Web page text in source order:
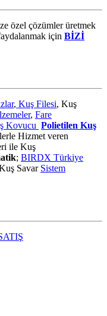
özel çözümler üretmek
için BİZİ
, Kuş Filesi, Kuş
, Fare
Kovucu Polietilen Kuş
Hizmet veren
ile Kuş
; BIRDX Türkiye
Savar Sistem